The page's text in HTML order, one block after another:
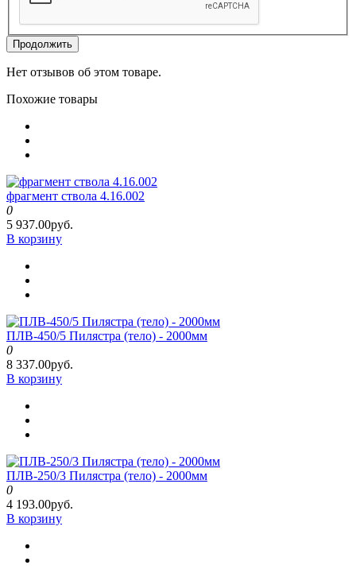
Продолжить
Нет отзывов об этом товаре.
Похожие товары
фрагмент ствола 4.16.002
0
5 937.00руб.
В корзину
ПЛВ-450/5 Пилястра (тело) - 2000мм
0
8 337.00руб.
В корзину
ПЛВ-250/3 Пилястра (тело) - 2000мм
0
4 193.00руб.
В корзину